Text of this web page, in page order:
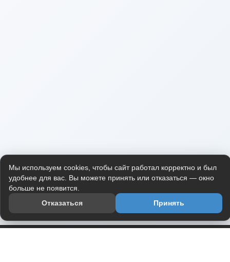
Мы используем cookies, чтобы сайт работал корректно и был
удобнее для вас. Вы можете принять или отказаться — окно
больше не появится.
Отказаться
Принять